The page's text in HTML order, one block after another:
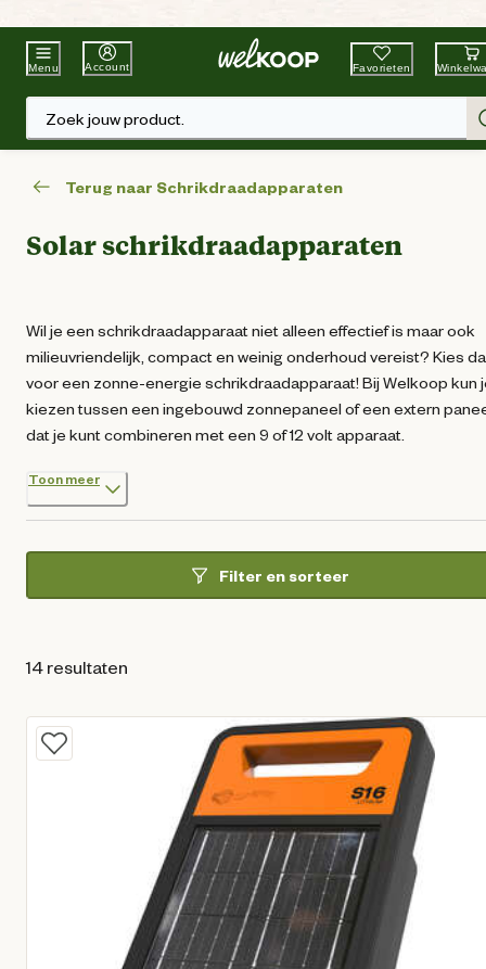
Beste WinkelketenTuin & Dier
Menu Account Favorieten
Zoek jouw product.
Terug naar Schrikdraadapparaten
Solar schrikdraadapparaten
Wil je een schrikdraadapparaat niet alleen effectief is maar ook
milieuvriendelijk, compact en weinig onderhoud vereist? Kies
voor een zonne-energie schrikdraadapparaat! Bij Welkoop kun
kiezen tussen een ingebouwd zonnepaneel of een extern
dat je kunt combineren met een 9 of 12 volt apparaat.
Toon meer
Filter en sorteer
14 resultaten